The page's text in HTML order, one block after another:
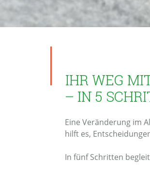
IHR WEG
– IN 5
Eine Veränderung im
hilft es,
In fünf Schritten